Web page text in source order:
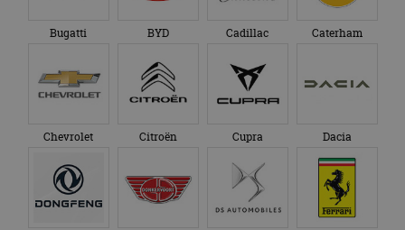
Bugatti BYD Cadillac Caterham
Chevrolet Citroën Cupra Dacia